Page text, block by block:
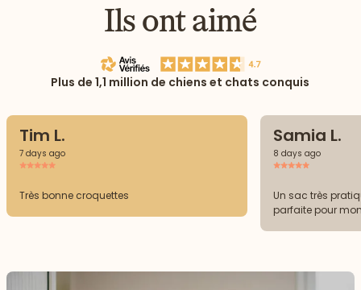
Ils ont aimé
Plus de 1,1 million de chiens et chats conquis
Tim L.
7 days ago
Très bonne croquettes
Samia L.
8 days ago
Un sac très
parfaite pour